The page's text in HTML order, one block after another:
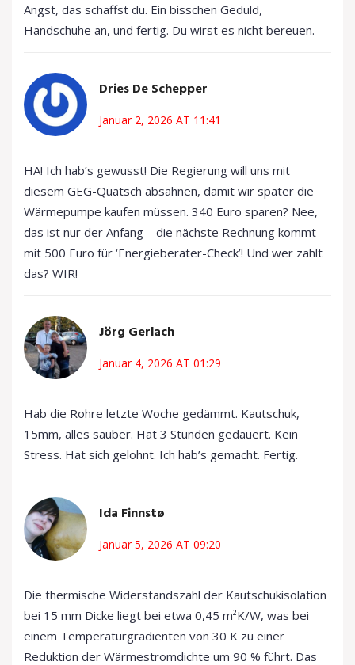
Angst, das schaffst du. Ein bisschen Geduld,
Handschuhe an, und fertig. Du wirst es nicht bereuen.
Dries De Schepper
Januar 2, 2026 AT 11:41
HA! Ich hab’s gewusst! Die Regierung will uns mit
diesem GEG-Quatsch absahnen, damit wir später die
Wärmepumpe kaufen müssen. 340 Euro sparen? Nee,
das ist nur der Anfang – die nächste Rechnung kommt
mit 500 Euro für ‘Energieberater-Check’! Und wer zahlt
das? WIR!
Jörg Gerlach
Januar 4, 2026 AT 01:29
Hab die Rohre letzte Woche gedämmt. Kautschuk,
15mm, alles sauber. Hat 3 Stunden gedauert. Kein
Stress. Hat sich gelohnt. Ich hab’s gemacht. Fertig.
Ida Finnstø
Januar 5, 2026 AT 09:20
Die thermische Widerstandszahl der Kautschukisolation
bei 15 mm Dicke liegt bei etwa 0,45 m²K/W, was bei
einem Temperaturgradienten von 30 K zu einer
Reduktion der Wärmestromdichte um 90 % führt. Das